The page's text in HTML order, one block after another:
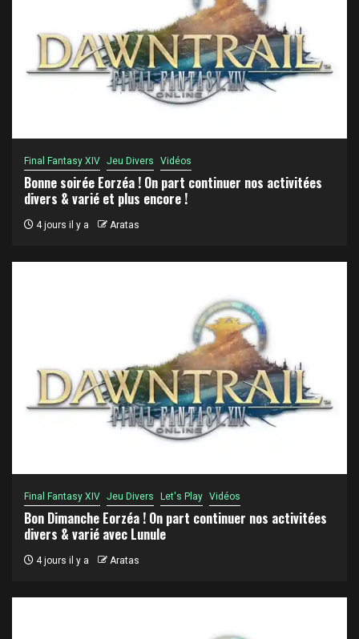
Final Fantasy XIV Jeu Divers Vidéos
Bonne soirée Eorzéa ! On part continuer nos activitées
divers & varié et plus encore !
4 jours il y a Aratas
Final Fantasy XIV Jeu Divers Let's Play Vidéos
Bon Dimanche Eorzéa ! On part continuer nos activitées
divers & varié avec Lunule
4 jours il y a Aratas